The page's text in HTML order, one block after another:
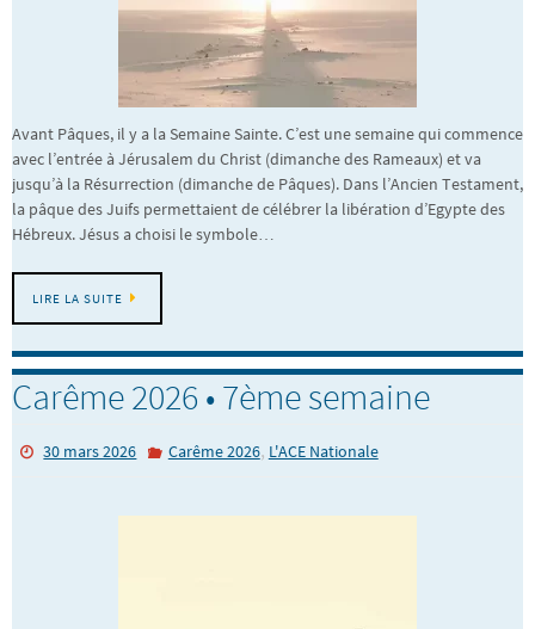
Avant Pâques, il y a la Semaine Sainte. C’est une semaine qui commence
avec l’entrée à Jérusalem du Christ (dimanche des Rameaux) et va
jusqu’à la Résurrection (dimanche de Pâques). Dans l’Ancien Testament,
la pâque des Juifs permettaient de célébrer la libération d’Egypte des
Hébreux. Jésus a choisi le symbole…
LIRE LA SUITE
Carême 2026 • 7ème semaine
30 mars 2026 Carême 2026, L'ACE Nationale